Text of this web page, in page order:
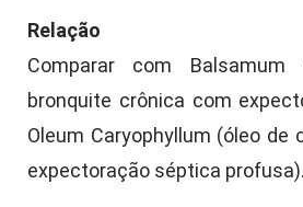
Relação
Comparar com Balsamum
bronquite crônica com
Oleum Caryophyllum (óleo de
expectoração séptica profusa).